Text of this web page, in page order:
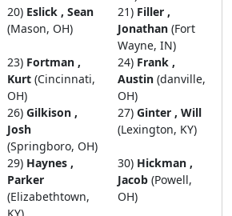
20) Eslick , Sean
(Mason, OH)
21) Filler ,
Jonathan (Fort
Wayne, IN)
23) Fortman ,
Kurt (Cincinnati,
OH)
24) Frank ,
Austin (danville,
OH)
26) Gilkison ,
Josh
(Springboro, OH)
27) Ginter , Will
(Lexington, KY)
29) Haynes ,
Parker
(Elizabethtown,
30) Hickman ,
Jacob (Powell,
OH)